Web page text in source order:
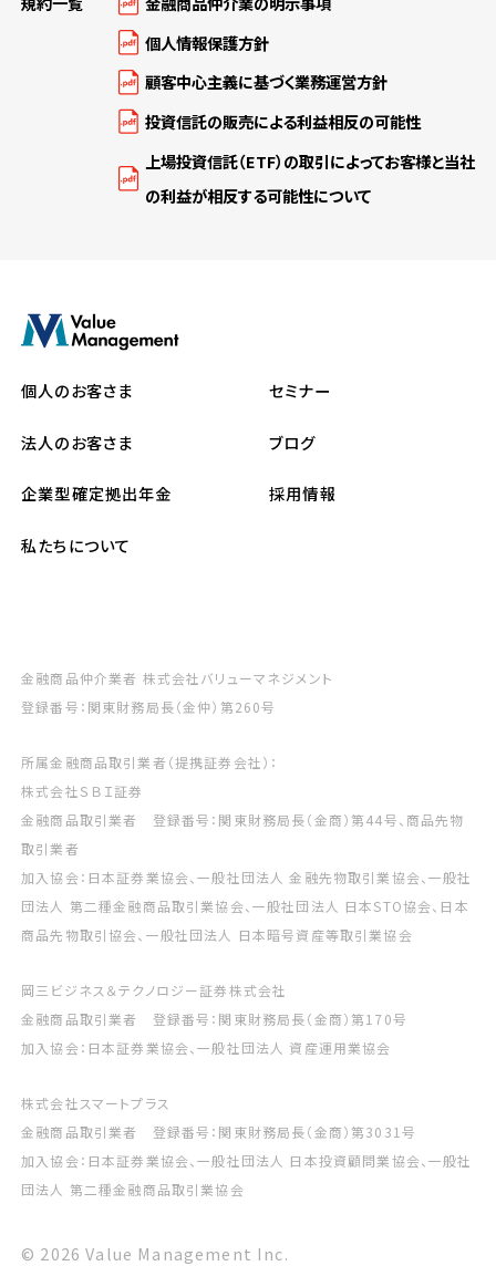
個人情報保護方針
顧客中心主義に基づく業務運営方針
投資信託の販売による利益相反の可能性
上場投資信託（ETF）の取引によってお客様と当社
の利益が相反する可能性について
個人のお客さま
法人のお客さま
企業型確定拠出年金
私たちについて
セミナー
ブログ
採用情報
金融商品仲介業者 株式会社バリューマネジメント
登録番号：関東財務局長（金仲）第260号
所属金融商品取引業者（提携証券会社）：
株式会社ＳＢＩ証券
金融商品取引業者 登録番号：関東財務局長（金商）第44号、商品先物
取引業者
加入協会：日本証券業協会、一般社団法人 金融先物取引業協会、一般社
団法人 第二種金融商品取引業協会、一般社団法人 日本STO協会、日本
商品先物取引協会、一般社団法人 日本暗号資産等取引業協会
岡三ビジネス＆テクノロジー証券株式会社
金融商品取引業者 登録番号：関東財務局長（金商）第170号
加入協会：日本証券業協会、一般社団法人 資産運用業協会
株式会社スマートプラス
金融商品取引業者 登録番号：関東財務局長（金商）第3031号
加入協会：日本証券業協会、一般社団法人 日本投資顧問業協会、一般社
団法人 第二種金融商品取引業協会
© 2026 Value Management Inc.